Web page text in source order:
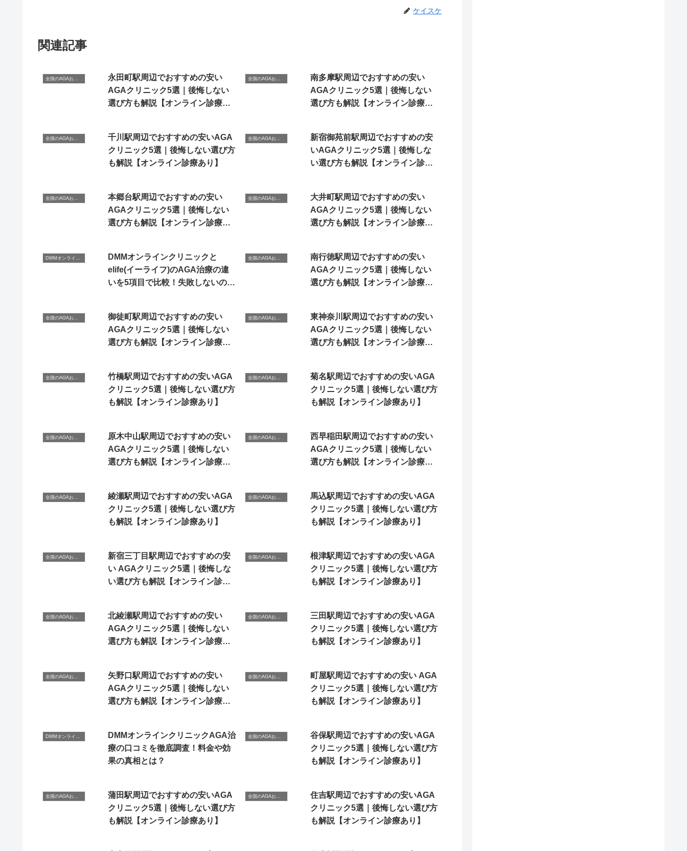
ケイスケ
関連記事
永田町駅周辺でおすすめの安い
AGAクリニック5選｜後悔しない
選び方も解説【オンライン診療あ
南多摩駅周辺でおすすめの安い
AGAクリニック5選｜後悔しない
選び方も解説【オンライン診療あ
千川駅周辺でおすすめの安いAGA
クリニック5選｜後悔しない選び方
も解説【オンライン診療あり】
新宿御苑前駅周辺でおすすめの安
いAGAクリニック5選｜後悔しな
い選び方も解説【オンライン診療
本郷台駅周辺でおすすめの安い
AGAクリニック5選｜後悔しない
選び方も解説【オンライン診療あ
大井町駅周辺でおすすめの安い
AGAクリニック5選｜後悔しない
選び方も解説【オンライン診療あ
DMMオンラインクリニックと
elife(イーライフ)のAGA治療の違
いを5項目で比較！失敗しないのは
南行徳駅周辺でおすすめの安い
AGAクリニック5選｜後悔しない
選び方も解説【オンライン診療あ
御徒町駅周辺でおすすめの安い
AGAクリニック5選｜後悔しない
選び方も解説【オンライン診療あ
東神奈川駅周辺でおすすめの安い
AGAクリニック5選｜後悔しない
選び方も解説【オンライン診療あ
竹橋駅周辺でおすすめの安いAGA
クリニック5選｜後悔しない選び方
も解説【オンライン診療あり】
菊名駅周辺でおすすめの安いAGA
クリニック5選｜後悔しない選び方
も解説【オンライン診療あり】
原木中山駅周辺でおすすめの安い
AGAクリニック5選｜後悔しない
選び方も解説【オンライン診療あ
西早稲田駅周辺でおすすめの安い
AGAクリニック5選｜後悔しない
選び方も解説【オンライン診療あ
綾瀬駅周辺でおすすめの安いAGA
クリニック5選｜後悔しない選び方
も解説【オンライン診療あり】
馬込駅周辺でおすすめの安いAGA
クリニック5選｜後悔しない選び方
も解説【オンライン診療あり】
新宿三丁目駅周辺でおすすめの安
い AGAクリニック5選｜後悔しな
い選び方も解説【オンライン診療
根津駅周辺でおすすめの安いAGA
クリニック5選｜後悔しない選び方
も解説【オンライン診療あり】
北綾瀬駅周辺でおすすめの安い
AGAクリニック5選｜後悔しない
選び方も解説【オンライン診療あ
三田駅周辺でおすすめの安いAGA
クリニック5選｜後悔しない選び方
も解説【オンライン診療あり】
矢野口駅周辺でおすすめの安い
AGAクリニック5選｜後悔しない
選び方も解説【オンライン診療あ
町屋駅周辺でおすすめの安い AGA
クリニック5選｜後悔しない選び方
も解説【オンライン診療あり】
DMMオンラインクリニックAGA治
療の口コミを徹底調査！料金や効
果の真相とは？
谷保駅周辺でおすすめの安いAGA
クリニック5選｜後悔しない選び方
も解説【オンライン診療あり】
蒲田駅周辺でおすすめの安いAGA
クリニック5選｜後悔しない選び方
も解説【オンライン診療あり】
住吉駅周辺でおすすめの安いAGA
クリニック5選｜後悔しない選び方
も解説【オンライン診療あり】